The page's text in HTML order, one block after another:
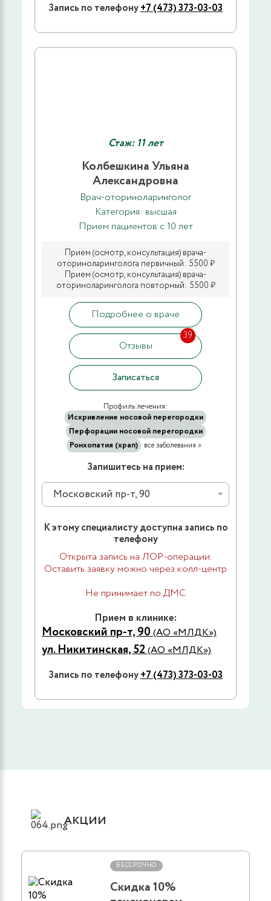
Запись по телефону+7 (473) 373-03-03
Стаж: 11 лет
Колбешкина Ульяна
Александровна
Врач-оториноларинголог
Категория: высшая
Прием пациентов с 10 лет
Прием (осмотр, консультация) врача-
оториноларинголога первичный: 5500 ₽
Прием (осмотр, консультация) врача-
оториноларинголога повторный: 5500 ₽
Подробнее о враче
Отзывы
39
Записаться
Профиль лечения:
Искривление носовой перегородки
Перфорации носовой перегородки
Ронхопатия (храп)
все заболевания »
Запишитесь на прием:
Московский пр-т, 90
К этому специалисту доступна запись по
телефону
Открыта запись на ЛОР-операции.
Оставить заявку можно через колл-центр
Не принимает по ДМС
Прием в клинике:
Московский пр-т, 90(АО «МЛДК»)
ул. Никитинская, 52(АО «МЛДК»)
Запись по телефону+7 (473) 373-03-03
АКЦИИ
БЕССРОЧНО
Скидка 10%